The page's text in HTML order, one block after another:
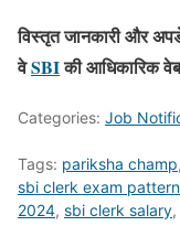
विस्तृत जानकारी और
वेSBIकी आधिकारिक
Categories: Job
Tags: pariksha champ,
sbi clerk exam pattern
2024, sbi clerk salary,